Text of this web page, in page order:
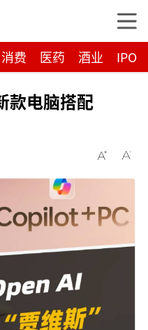
消费 医药 酒业 IPO
款电脑搭配